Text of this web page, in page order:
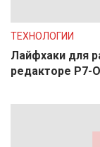
ТЕХНОЛОГИИ
Лайфхаки для
редакторе Р7-